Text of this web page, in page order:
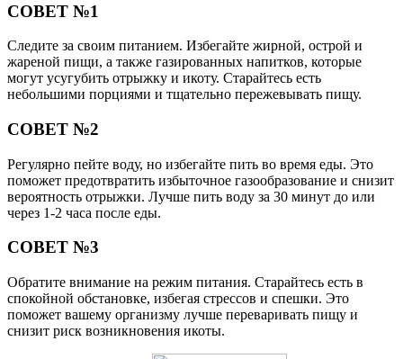
СОВЕТ №1
Следите за своим питанием. Избегайте жирной, острой и
жареной пищи, а также газированных напитков, которые
могут усугубить отрыжку и икоту. Старайтесь есть
небольшими порциями и тщательно пережевывать пищу.
СОВЕТ №2
Регулярно пейте воду, но избегайте пить во время еды. Это
поможет предотвратить избыточное газообразование и снизит
вероятность отрыжки. Лучше пить воду за 30 минут до или
через 1-2 часа после еды.
СОВЕТ №3
Обратите внимание на режим питания. Старайтесь есть в
спокойной обстановке, избегая стрессов и спешки. Это
поможет вашему организму лучше переваривать пищу и
снизит риск возникновения икоты.